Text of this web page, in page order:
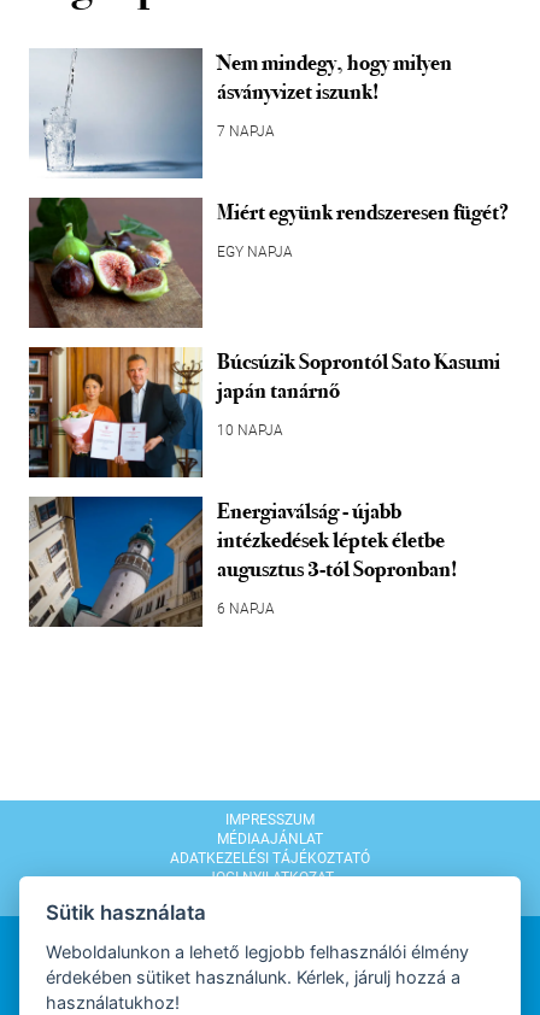
Nem mindegy, hogy milyen
ásványvizet iszunk!
7 NAPJA
Miért együnk rendszeresen fügét?
EGY NAPJA
Búcsúzik Soprontól Sato Kasumi
japán tanárnő
10 NAPJA
Energiaválság - újabb
intézkedések léptek életbe
augusztus 3-tól Sopronban!
6 NAPJA
IMPRESSZUM
MÉDIAAJÁNLAT
ADATKEZELÉSI TÁJÉKOZTATÓ
JOGI NYILATKOZAT
Sütik használata
Weboldalunkon a lehető legjobb felhasználói élmény
érdekében sütiket használunk. Kérlek, járulj hozzá a
használatukhoz!